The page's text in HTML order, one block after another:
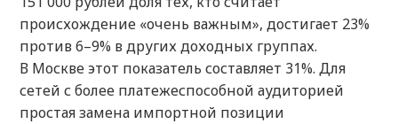
происхождение «очень важным», достигает 23%
против 6–9% в других доходных группах.
В Москве этот показатель составляет 31%. Для
сетей с более платежеспособной аудиторией
простая замена импортной позиции